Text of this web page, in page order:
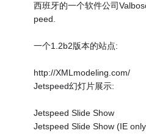
西班牙的一个软件公司
peed.
一个1.2b2版本的站点:
http://XMLmodeling.com/
Jetspeed幻灯片展示:
Jetspeed Slide Show
Jetspeed Slide Show (IE